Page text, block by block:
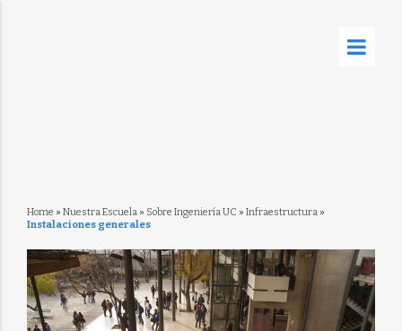
Home » Nuestra Escuela» Sobre Ingeniería UC » Infraestructura»
Instalaciones generales